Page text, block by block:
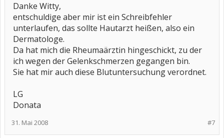
Danke Witty,
entschuldige aber mir ist ein Schreibfehler
unterlaufen, das sollte Hautarzt heißen, also ein
Dermatologe.
Da hat mich die Rheumaärztin hingeschickt, zu der
ich wegen der Gelenkschmerzen gegangen bin.
Sie hat mir auch diese Blutuntersuchung verordnet.
LG
Donata
#7
31. Mai 2008